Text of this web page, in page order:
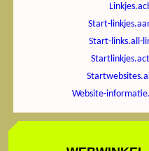
Start-
Start-links.all-
Website-